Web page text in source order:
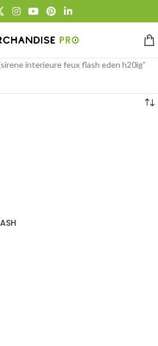
interieure feux flash eden h20ig”